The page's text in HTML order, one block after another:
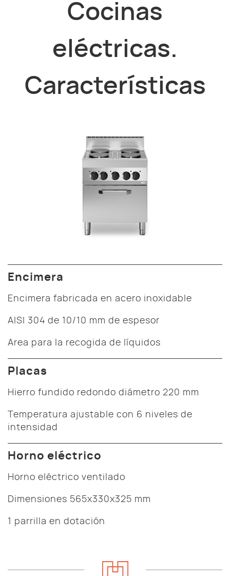
Cocinas
eléctricas.
Características
Encimera
Encimera fabricada en acero inoxidable
AISI 304 de 10/10 mm de espesor
Area para la recogida de líquidos
Placas
Hierro fundido redondo diámetro 220 mm
Temperatura ajustable con 6 niveles de
intensidad
Horno eléctrico
Horno eléctrico ventilado
Dimensiones 565x330x325 mm
1 parrilla en dotación